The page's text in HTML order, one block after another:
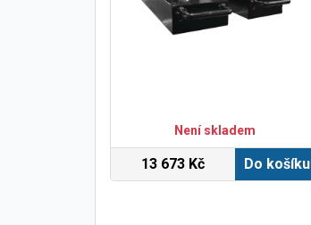
Není skladem
13 673 Kč Do košíku